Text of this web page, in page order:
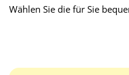
Wählen Sie die für Sie